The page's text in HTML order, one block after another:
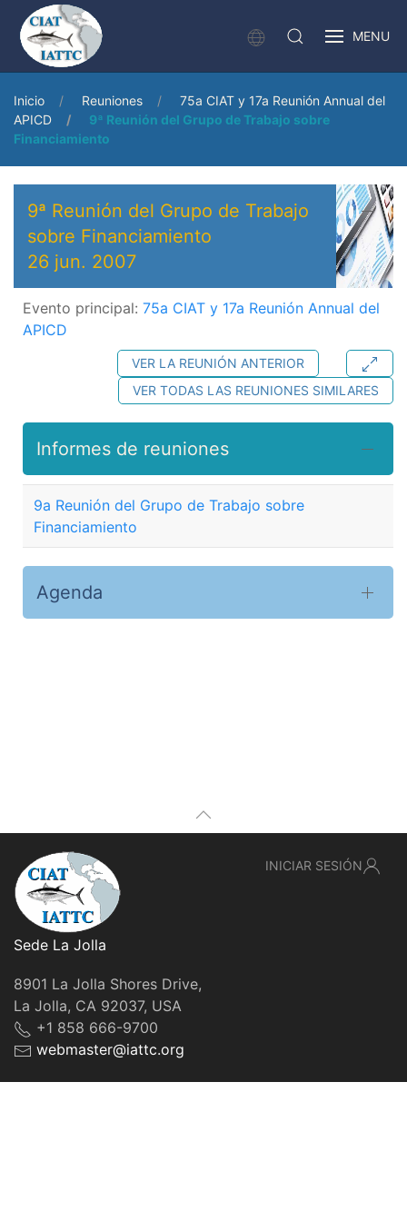
MENU
Inicio Reuniones
75a CIAT y 17a Reunión Annual del
APICD
9ª Reunión del Grupo de Trabajo sobre
Financiamiento
9ª Reunión del Grupo de Trabajo
sobre Financiamiento
26 jun. 2007
Evento principal: 75a CIAT y 17a Reunión Annual del
APICD
VER LA REUNIÓN ANTERIOR
VER TODAS LAS REUNIONES SIMILARES
Informes de reuniones
9a Reunión del Grupo de Trabajo sobre
Financiamiento
Agenda
Sede La Jolla
8901 La Jolla Shores Drive,
La Jolla, CA 92037, USA
+1 858 666-9700
webmaster@iattc.org
INICIAR SESIÓN